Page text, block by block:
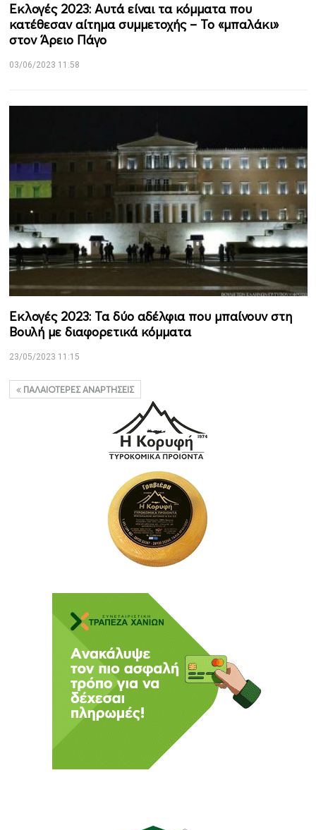
Εκλογές 2023: Αυτά είναι τα κόμματα που
κατέθεσαν αίτημα συμμετοχής – Το «μπαλάκι»
στον Άρειο Πάγο
03/06/2023 11:58
Εκλογές 2023: Τα δύο αδέλφια που μπαίνουν στη
Βουλή με διαφορετικά κόμματα
23/05/2023 11:15
ΠΑΛΑΙΌΤΕΡΕΣ ΑΝΑΡΤΉΣΕΙΣ